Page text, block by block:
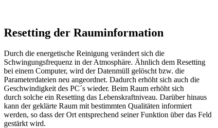
Resetting der Rauminformation
Durch die energetische Reinigung verändert sich die
Schwingungsfrequenz in der Atmosphäre. Ähnlich dem Resetting
bei einem Computer, wird der Datenmüll gelöscht bzw. die
Parameterdateien neu angeordnet. Dadurch erhöht sich auch die
Geschwindigkeit des PC´s wieder. Beim Raum erhöht sich
durch solche ein Resetting das Lebenskraftniveau. Darüber hinaus
kann der geklärte Raum mit bestimmten Qualitäten informiert
werden, so dass der Ort entsprechend seiner Funktion über das Feld
gestärkt wird.